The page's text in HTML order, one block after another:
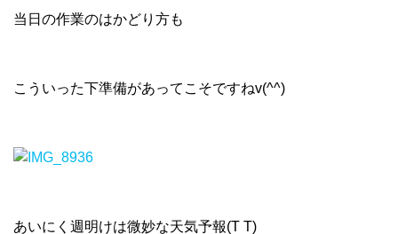
当日の作業のはかどり方も
こういった下準備があってこそですねv(^^)
あいにく週明けは微妙な天気予報(T T)